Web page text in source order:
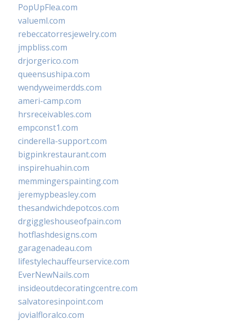
PopUpFlea.com
valueml.com
rebeccatorresjewelry.com
jmpbliss.com
drjorgerico.com
queensushipa.com
wendyweimerdds.com
ameri-camp.com
hrsreceivables.com
empconst1.com
cinderella-support.com
bigpinkrestaurant.com
inspirehuahin.com
memmingerspainting.com
jeremypbeasley.com
thesandwichdepotcos.com
drgiggleshouseofpain.com
hotflashdesigns.com
garagenadeau.com
lifestylechauffeurservice.com
EverNewNails.com
insideoutdecoratingcentre.com
salvatoresinpoint.com
jovialfloralco.com